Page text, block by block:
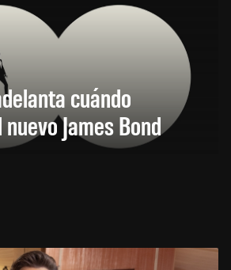
cuándo
James Bond